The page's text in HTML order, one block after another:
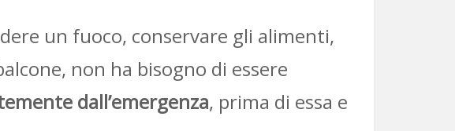
un fuoco, conservare gli alimenti,
non ha bisogno di essere
dall’emergenza, prima di essa e